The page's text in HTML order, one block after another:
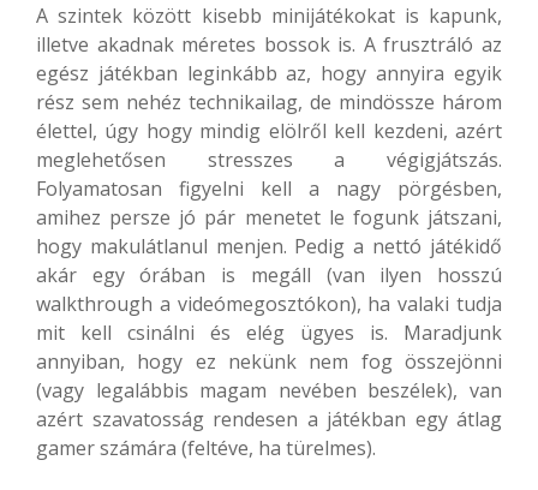
A szintek között kisebb minijátékokat is kapunk,
illetve akadnak méretes bossok is. A frusztráló az
egész játékban leginkább az, hogy annyira egyik
rész sem nehéz technikailag, de mindössze három
élettel, úgy hogy mindig elölről kell kezdeni, azért
meglehetősen stresszes a végigjátszás.
Folyamatosan figyelni kell a nagy pörgésben,
amihez persze jó pár menetet le fogunk játszani,
hogy makulátlanul menjen. Pedig a nettó játékidő
akár egy órában is megáll (van ilyen hosszú
walkthrough a videómegosztókon), ha valaki tudja
mit kell csinálni és elég ügyes is. Maradjunk
annyiban, hogy ez nekünk nem fog összejönni
(vagy legalábbis magam nevében beszélek), van
azért szavatosság rendesen a játékban egy átlag
gamer számára (feltéve, ha türelmes).